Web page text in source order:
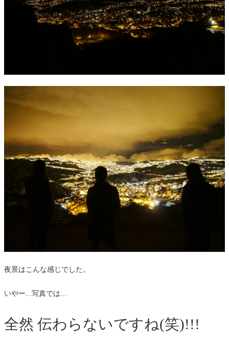
夜景はこんな感じでした。
いやー...写真では...
全然 伝わらないですね(笑)!!!